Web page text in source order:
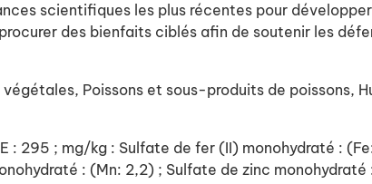
scientifiques les plus récentes pour
des bienfaits ciblés afin de soutenir les
Poissons et sous-produits de poissons,
295 ; mg/kg : Sulfate de fer (II) monohydraté :
: (Mn: 2,2) ; Sulfate de zinc